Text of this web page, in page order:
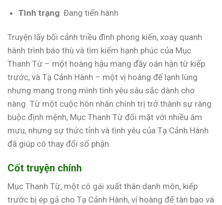
Tình trạng: Đang tiến hành
Truyện lấy bối cảnh triều đình phong kiến, xoay quanh
hành trình báo thù và tìm kiếm hạnh phúc của Mục
Thanh Từ – một hoàng hậu mang đầy oán hận từ kiếp
trước, và Tạ Cảnh Hành – một vị hoàng đế lạnh lùng
nhưng mang trong mình tình yêu sâu sắc dành cho
nàng. Từ một cuộc hôn nhân chính trị trở thành sự ràng
buộc định mệnh, Mục Thanh Từ đối mặt với nhiều âm
mưu, nhưng sự thức tỉnh và tình yêu của Tạ Cảnh Hành
đã giúp cô thay đổi số phận.
Cốt truyện chính
Mục Thanh Từ, một cô gái xuất thân danh môn, kiếp
trước bị ép gả cho Tạ Cảnh Hành, vị hoàng đế tàn bạo và